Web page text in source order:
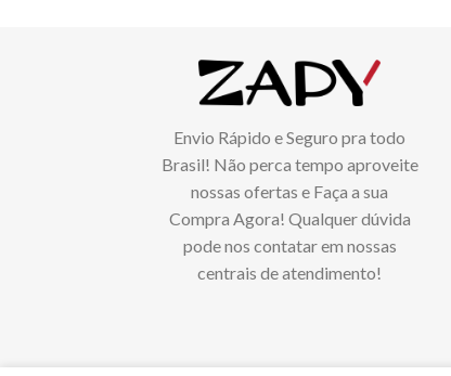
Envio Rápido e Seguro pra todo
Brasil! Não perca tempo aproveite
nossas ofertas e Faça a sua
Compra Agora! Qualquer dúvida
pode nos contatar em nossas
centrais de atendimento!